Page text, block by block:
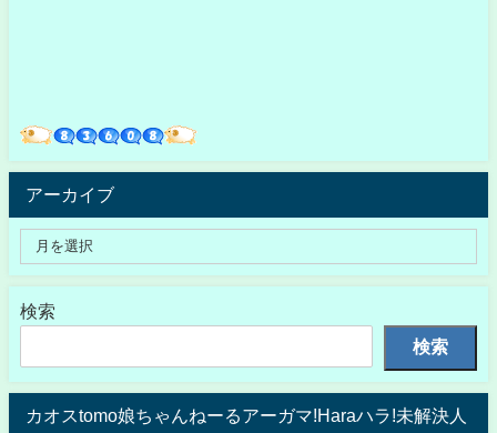
アーカイブ
検索
検索
カオスtomo娘ちゃんねーるアーガマ!Haraハラ!未解決人